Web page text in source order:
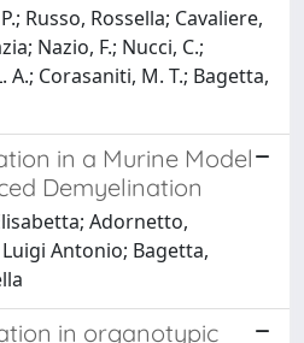
Russo, Rossella; Cavaliere,
Nazio, F.; Nucci, C.;
A.; Corasaniti, M. T.; Bagetta,
in a Murine Model
Demyelination
Adornetto,
Antonio; Bagetta,
in organotypic